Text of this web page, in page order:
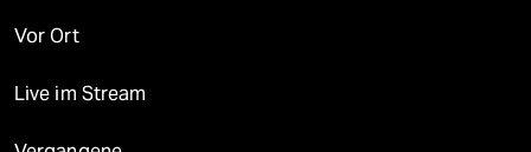
Vor Ort
Live im Stream